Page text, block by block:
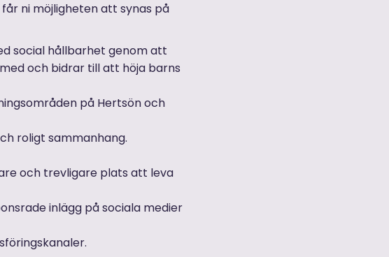
ni möjligheten att synas på
social hållbarhet genom att
och bidrar till att höja barns
på Hertsön och
roligt sammanhang.
och trevligare plats att leva
inlägg på sociala medier